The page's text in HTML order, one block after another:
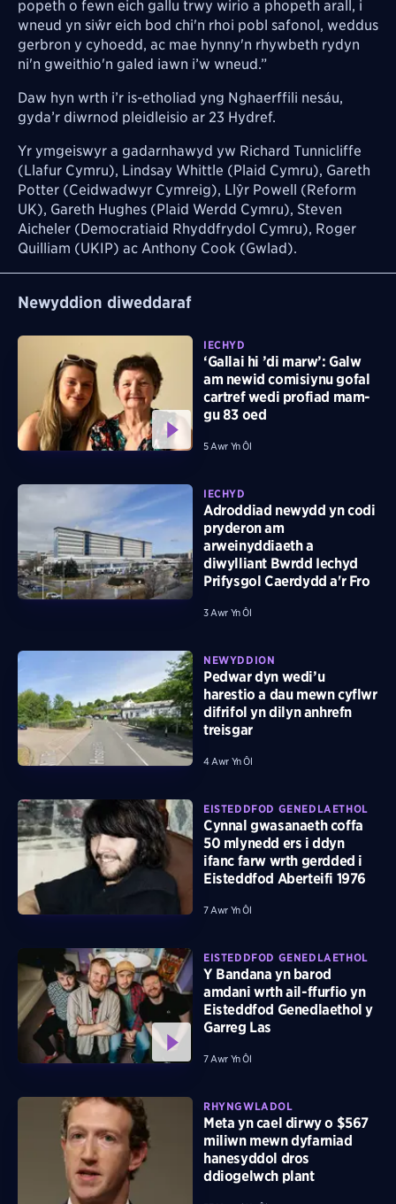
popeth o fewn eich gallu trwy wirio a phopeth arall, i
wneud yn siŵr eich bod chi'n rhoi pobl safonol, weddus
gerbron y cyhoedd, ac mae hynny'n rhywbeth rydyn
ni'n gweithio'n galed iawn i’w wneud.”
Daw hyn wrth i’r is-etholiad yng Nghaerffili nesáu,
gyda’r diwrnod pleidleisio ar 23 Hydref.
Yr ymgeiswyr a gadarnhawyd yw Richard Tunnicliffe
(Llafur Cymru), Lindsay Whittle (Plaid Cymru), Gareth
Potter (Ceidwadwyr Cymreig), Llŷr Powell (Reform
UK), Gareth Hughes (Plaid Werdd Cymru), Steven
Aicheler (Democratiaid Rhyddfrydol Cymru), Roger
Quilliam (UKIP) ac Anthony Cook (Gwlad).
Newyddion diweddaraf
IECHYD
‘Gallai hi ’di marw’: Galw
am newid comisiynu gofal
cartref wedi profiad mam-
gu 83 oed
5 Awr Yn Ôl
IECHYD
Adroddiad newydd yn codi
pryderon am
arweinyddiaeth a
diwylliant Bwrdd Iechyd
Prifysgol Caerdydd a'r Fro
3 Awr Yn Ôl
NEWYDDION
Pedwar dyn wedi’u
harestio a dau mewn cyflwr
difrifol yn dilyn anhrefn
treisgar
4 Awr Yn Ôl
EISTEDDFOD GENEDLAETHOL
Cynnal gwasanaeth coffa
50 mlynedd ers i ddyn
ifanc farw wrth gerdded i
Eisteddfod Aberteifi 1976
7 Awr Yn Ôl
EISTEDDFOD GENEDLAETHOL
Y Bandana yn barod
amdani wrth ail-ffurfio yn
Eisteddfod Genedlaethol y
Garreg Las
7 Awr Yn Ôl
RHYNGWLADOL
Meta yn cael dirwy o $567
miliwn mewn dyfarniad
hanesyddol dros
ddiogelwch plant